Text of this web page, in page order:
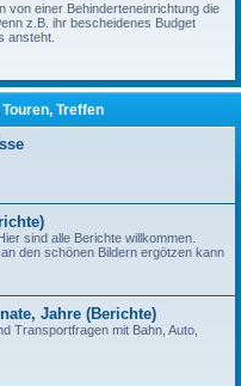
von einer Behinderteneinrichtung die
z.B. ihr bescheidenes Budget
ansteht.
Treffen
sind alle Berichte willkommen.
den schönen Bildern ergötzen kann
Jahre (Berichte)
Transportfragen mit Bahn, Auto,